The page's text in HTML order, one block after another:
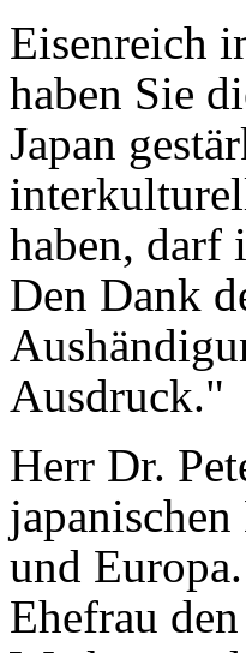
Eisenreich
haben Sie
Japan
haben, darf
Den Dank
Ausdruck."
Herr Dr.
und
Ehefrau